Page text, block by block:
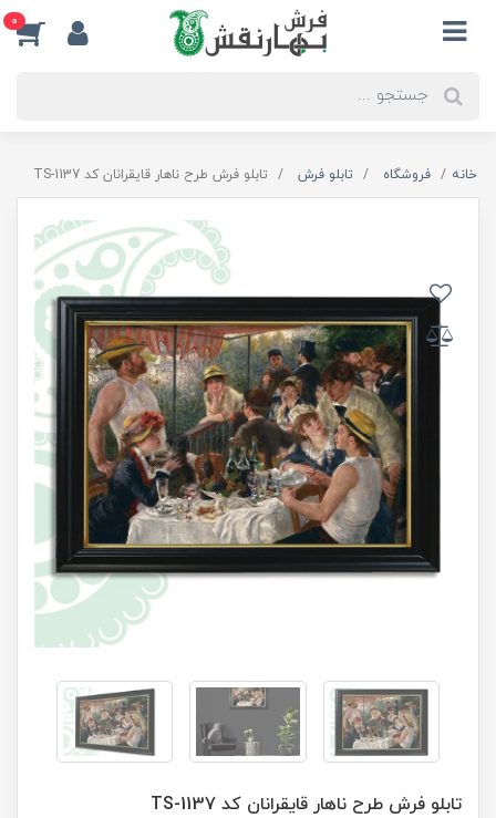
0
خانه فروشگاه تابلو فرش تابلو فرش طرح ناهار قایقرانان کد TS-1137
تابلو فرش طرح ناهار قایقرانان کد TS-1137